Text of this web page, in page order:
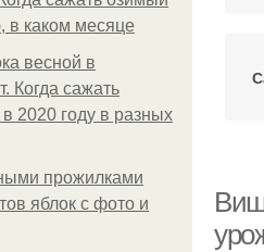
в каком месяце
весной в
Когда сажать
2020 году в разных
прожилками
яблок с фото и